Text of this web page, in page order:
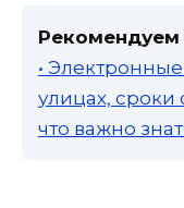
Рекомендуем
•
улицах,
что важно